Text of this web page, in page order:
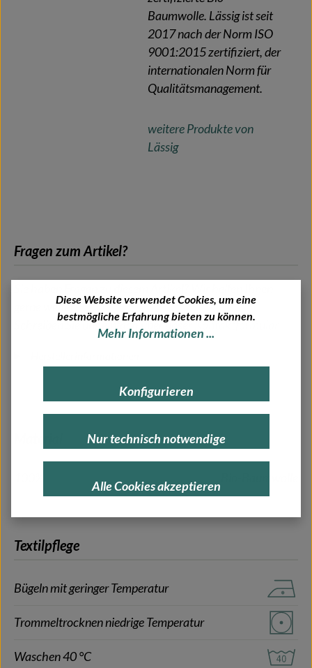
Baumwolle. Lässig ist seit
2017 nach der Norm ISO
9001:2015 zertifiziert, der
internationalen Norm für
Qualitätsmanagement.
weitere Produkte von
Lässig
Fragen zum Artikel?
gerne weiter!
Schreiben Sie uns einfach über unserKontaktformular
Textilpflege
Bügeln mit geringer Temperatur
Trommeltrocknen niedrige Temperatur
Waschen 40 °C
Diese Website verwendet Cookies, um eine
bestmögliche Erfahrung bieten zu können.
Mehr Informationen ...
Alle Cookies akzeptieren
Konfigurieren
Nur technisch notwendige